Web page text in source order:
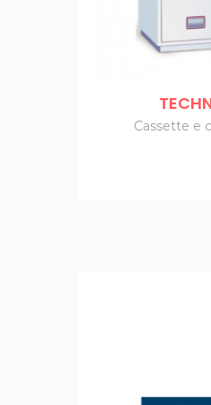
Cassette e